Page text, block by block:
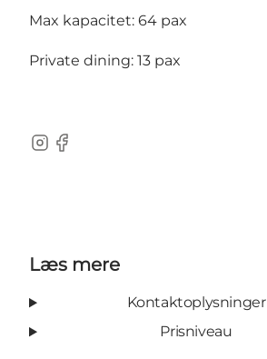
Max kapacitet: 64 pax
Private dining: 13 pax
Instagram
Facebook
Læs mere
Kontaktoplysninger
Prisniveau